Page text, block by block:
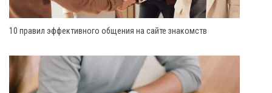
10 правил эффективного общения на сайте знакомств